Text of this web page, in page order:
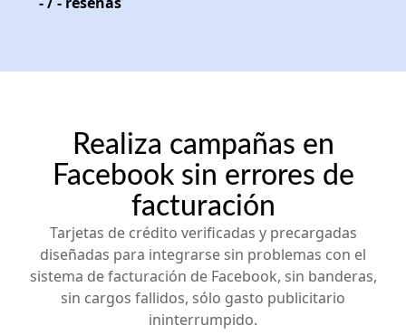
Realiza campañas en
Facebook sin errores de
facturación
Tarjetas de crédito verificadas y precargadas
diseñadas para integrarse sin problemas con el
sistema de facturación de Facebook, sin banderas,
sin cargos fallidos, sólo gasto publicitario
ininterrumpido.